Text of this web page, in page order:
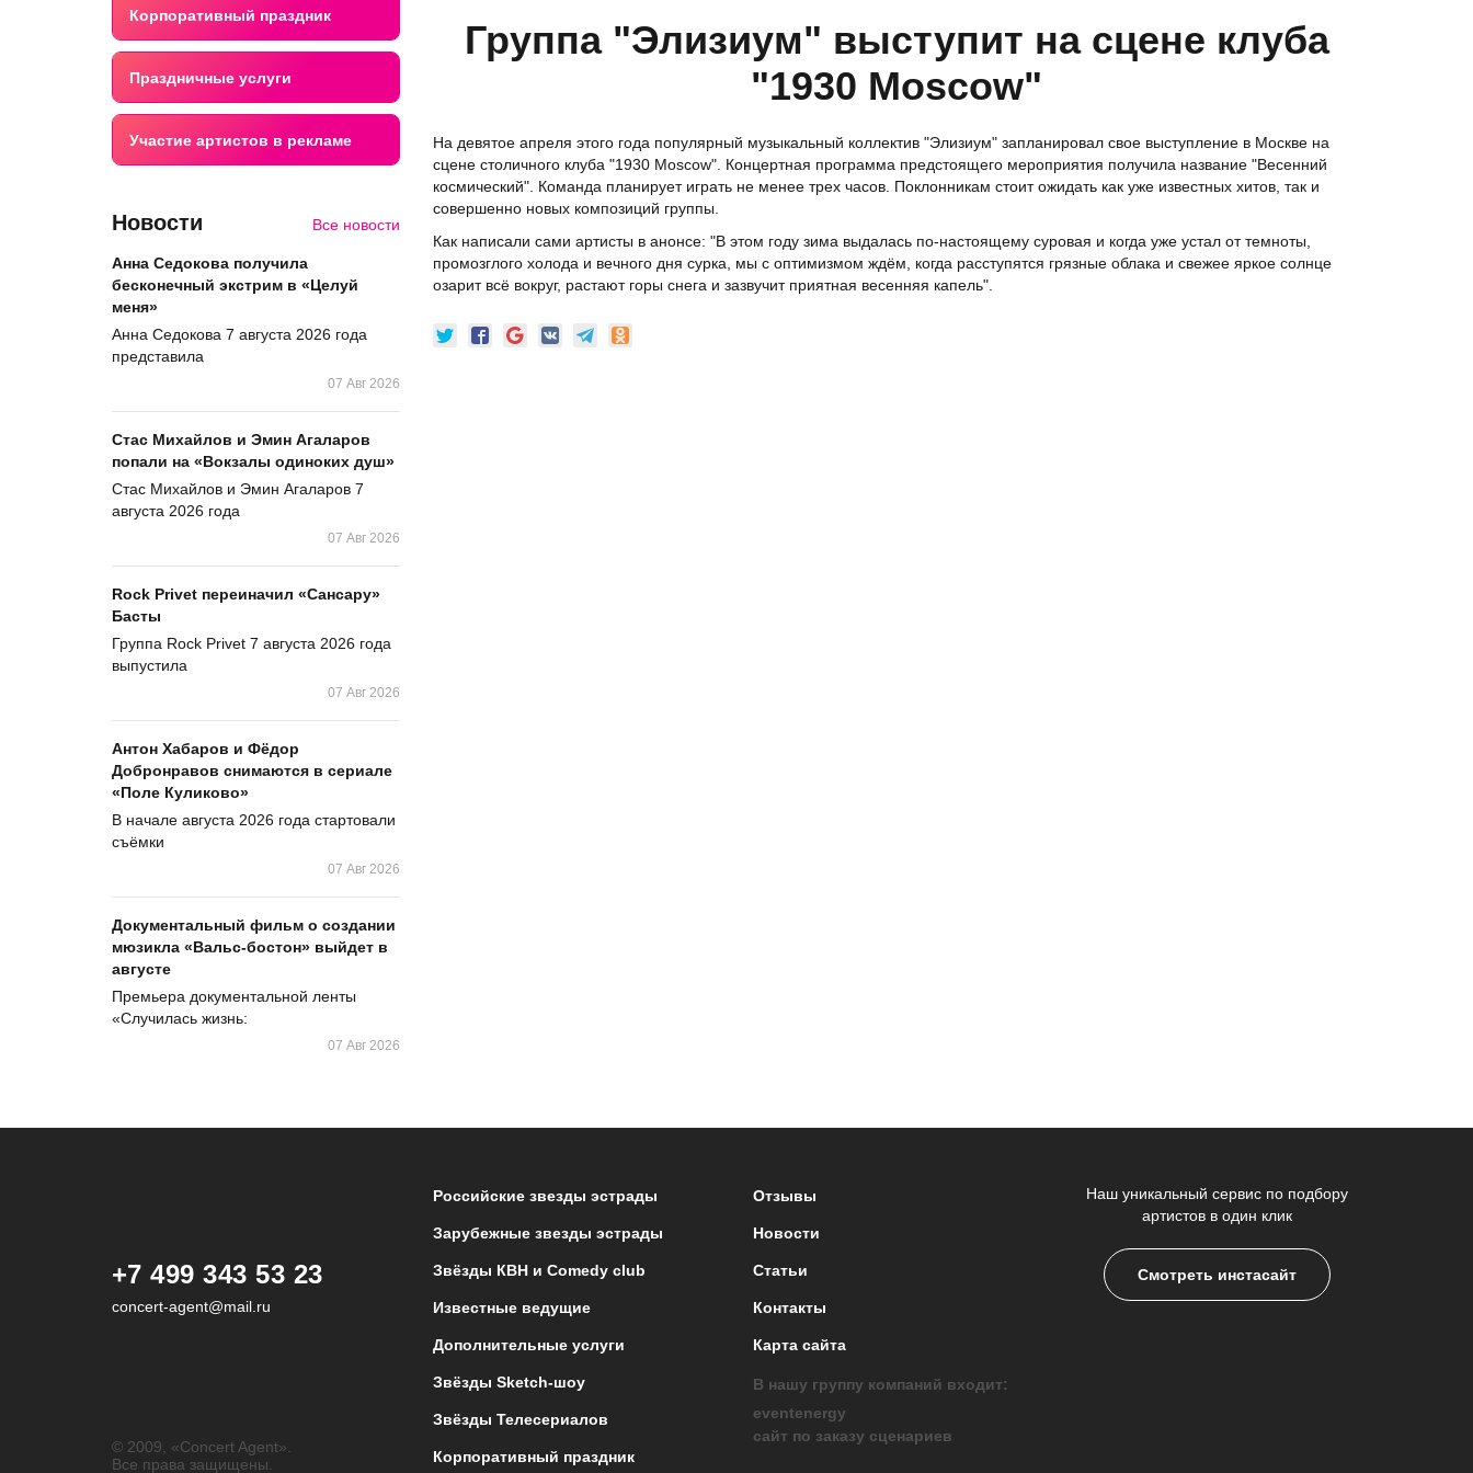
Корпоративный праздник
Праздничные услуги
Участие артистов в рекламе
Новости Все новости
Анна Седокова получила
бесконечный экстрим в «Целуй
меня»
Анна Седокова 7 августа 2026 года
представила
07 Авг 2026
Стас Михайлов и Эмин Агаларов
попали на «Вокзалы одиноких душ»
Стас Михайлов и Эмин Агаларов 7
августа 2026 года
07 Авг 2026
Rock Privet переиначил «Сансару»
Басты
Группа Rock Privet 7 августа 2026 года
выпустила
07 Авг 2026
Антон Хабаров и Фёдор
Добронравов снимаются в сериале
«Поле Куликово»
В начале августа 2026 года стартовали
съёмки
07 Авг 2026
Документальный фильм о создании
мюзикла «Вальс-бостон» выйдет в
августе
Премьера документальной ленты
«Случилась жизнь:
07 Авг 2026
Группа "Элизиум" выступит на сцене клуба
"1930 Moscow"
На девятое апреля этого года популярный музыкальный коллектив "Элизиум" запланировал свое выступление в Москве на
сцене столичного клуба "1930 Moscow". Концертная программа предстоящего мероприятия получила название "Весенний
космический". Команда планирует играть не менее трех часов. Поклонникам стоит ожидать как уже известных хитов, так и
совершенно новых композиций группы.
Как написали сами артисты в анонсе: "В этом году зима выдалась по-настоящему суровая и когда уже устал от темноты,
промозглого холода и вечного дня сурка, мы с оптимизмом ждём, когда расступятся грязные облака и свежее яркое солнце
озарит всё вокруг, растают горы снега и зазвучит приятная весенняя капель".
+7 499 343 53 23
concert-agent@mail.ru
© 2009, «Concert Agent».
Все права защищены.
Российские звезды эстрады
Зарубежные звезды эстрады
Звёзды КВН и Comedy club
Известные ведущие
Дополнительные услуги
Звёзды Sketch-шоу
Звёзды Телесериалов
Корпоративный праздник
Отзывы
Новости
Статьи
Контакты
Карта сайта
Наш уникальный сервис по подбору
артистов в один клик
Смотреть инстасайт
В нашу группу компаний входит:
eventenergy
сайт по заказу сценариев